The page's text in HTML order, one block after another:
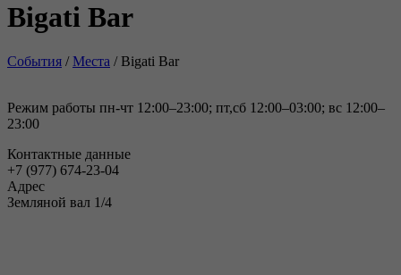
Bigati Bar
События /Места /Bigati Bar
Режим работы пн-чт 12:00–23:00; пт,сб 12:00–03:00; вс 12:00–
23:00
Контактные данные
+7 (977) 674-23-04
Адрес
Земляной вал 1/4